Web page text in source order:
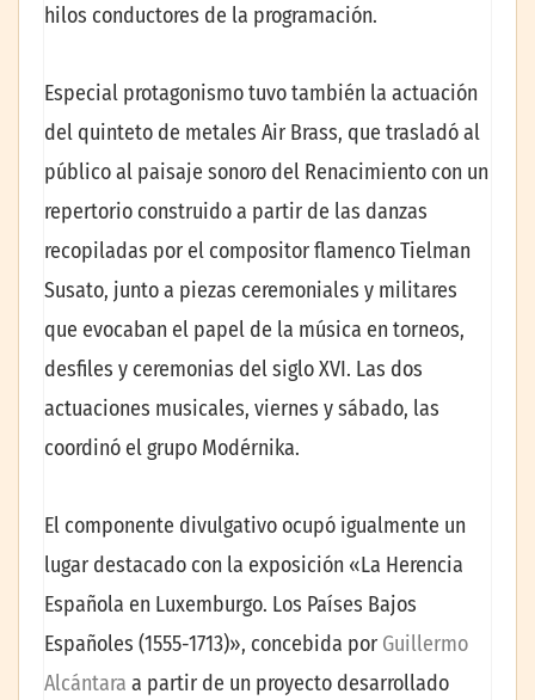
hilos conductores de la programación.
Especial protagonismo tuvo también la actuación
del quinteto de metales Air Brass, que trasladó al
público al paisaje sonoro del Renacimiento con un
repertorio construido a partir de las danzas
recopiladas por el compositor flamenco Tielman
Susato, junto a piezas ceremoniales y militares
que evocaban el papel de la música en torneos,
desfiles y ceremonias del siglo XVI. Las dos
actuaciones musicales, viernes y sábado, las
coordinó el grupo Modérnika.
El componente divulgativo ocupó igualmente un
lugar destacado con la exposición «La Herencia
Española en Luxemburgo. Los Países Bajos
Españoles (1555-1713)», concebida por Guillermo
Alcántara a partir de un proyecto desarrollado